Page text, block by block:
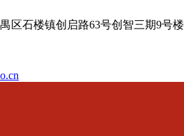
区石楼镇创启路63号创智三期9号楼